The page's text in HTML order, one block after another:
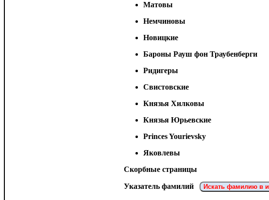
Матовы
Немчиновы
Новицкие
Бароны Рауш фон Траубенберги
Ридигеры
Свистовские
Князья Хилковы
Князья Юрьевские
Princes Yourievsky
Яковлевы
Скорбные страницы
Указатель фамилий Искать фамилию